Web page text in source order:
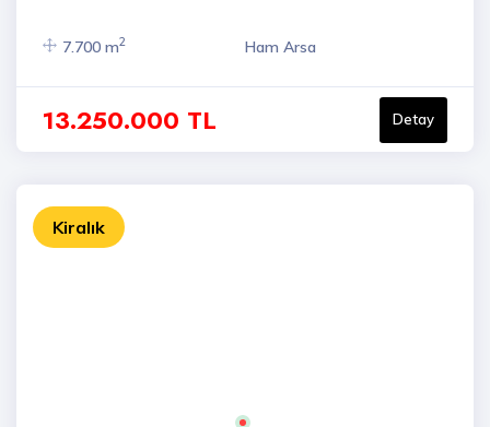
7.700 m2 Ham Arsa
13.250.000 TL Detay
Kiralık